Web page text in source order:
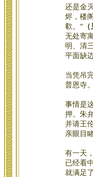
还是金
烬，楼
欷。”
无处寄
明、清
平面缺
当凭吊
普恩寺。
事情是
押。朱
并请王
亲眼目
有一天
已经看
就满足